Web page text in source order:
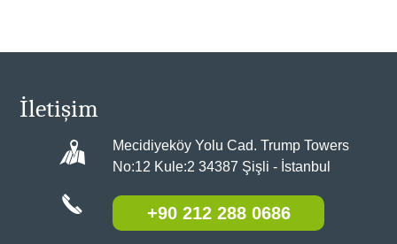
İletişim
Mecidiyeköy Yolu Cad. Trump Towers
No:12 Kule:2 34387 Şişli - İstanbul
+90 212 288 0686